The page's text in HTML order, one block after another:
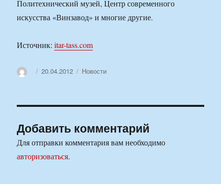
Политехнический музей, Центр современного
искусства «Винзавод» и многие другие.
Источник:itar-tass.com
АвторОпубликовано
20.04.2012 Рубрики
Новости
Добавить комментарий
Для отправки комментария вам необходимо
авторизоваться.